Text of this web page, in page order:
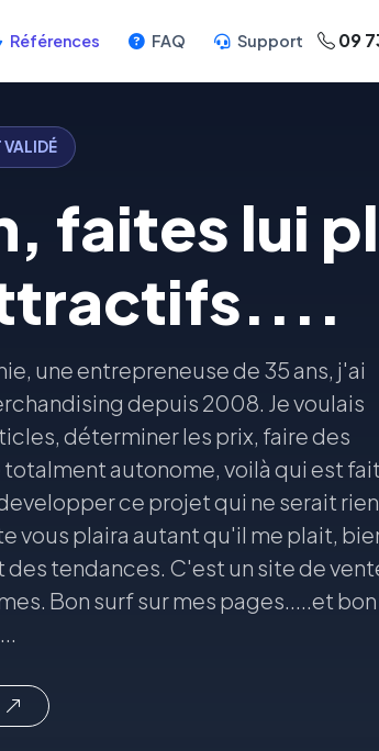
Références FAQ Support 09
VALIDÉ
faites lui
une entrepreneuse de 35 ans, j'ai
depuis 2008. Je voulais
déterminer les prix, faire des
autonome, voilà qui est fait
ce projet qui ne serait rien
vous plaira autant qu'il me plait,
tendances. C'est un site de
Bon surf sur mes pages.....et bon